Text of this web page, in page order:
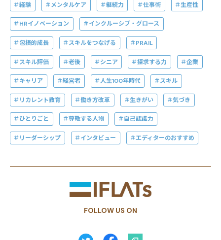
経験 メンタルケア 継続力 仕事術 生産性
HRイノベーション インクルーシブ・グロース
包摂的成長 スキルをつなげる PRAIL
スキル評価 老後 シニア 探求する力 企業
キャリア 経営者 人生100年時代 スキル
リカレント教育 働き方改革 生きがい 気づき
ひとりごと 尊敬する人物 自己認識力
リーダーシップ インタビュー エディターのおすすめ
FOLLOW US ON